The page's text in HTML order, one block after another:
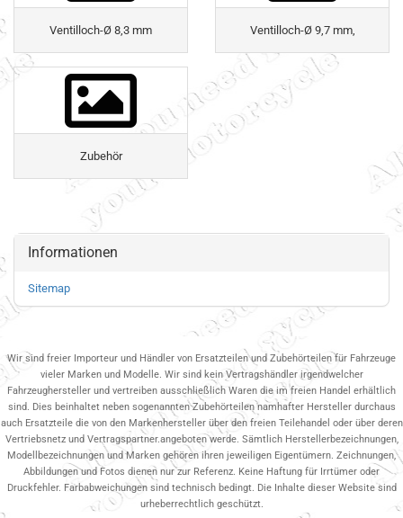
Ventilloch-Ø 8,3 mm Ventilloch-Ø 9,7 mm,
Zubehör
Informationen
Sitemap
Wir sind freier Importeur und Händler von Ersatzteilen und Zubehörteilen für Fahrzeuge
vieler Marken und Modelle. Wir sind kein Vertragshändler irgendwelcher
Fahrzeughersteller und vertreiben ausschließlich Waren die im freien Handel erhältlich
sind. Dies beinhaltet neben sogenannten Zubehörteilen namhafter Hersteller durchaus
auch Ersatzteile die von den Markenhersteller über den freien Teilehandel oder über deren
Vertriebsnetz und Vertragspartner.angeboten werde. Sämtlich Herstellerbezeichnungen,
Modellbezeichnungen und Marken gehören ihren jeweiligen Eigentümern. Zeichnungen,
Abbildungen und Fotos dienen nur zur Referenz. Keine Haftung für Irrtümer oder
Druckfehler. Farbabweichungen sind technisch bedingt. Die Inhalte dieser Website sind
urheberrechtlich geschützt.